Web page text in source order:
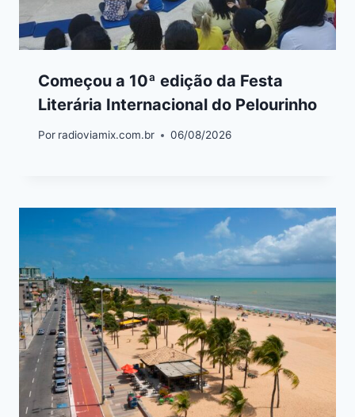
Começou a 10ª edição da Festa
Literária Internacional do Pelourinho
Por radioviamix.com.br 06/08/2026